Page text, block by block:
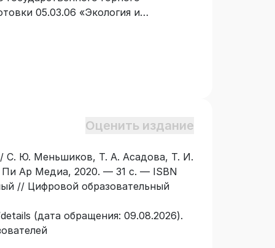
05.03.06 «Экология и
безопасность» (профиль
химической науки, а также
и общих компетенций по
Оценить издание
/ С. Ю. Меньшиков, Т. А. Асадова, Т. И.
Ар Медиа, 2020. — 31 с. — ISBN
// Цифровой образовательный
(дата обращения: 09.08.2026).